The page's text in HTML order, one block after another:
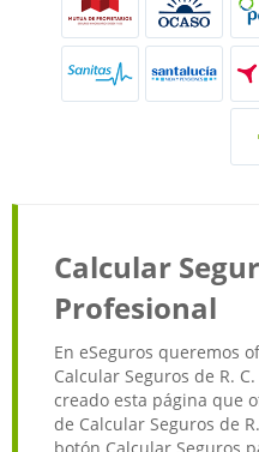
Calcular
Profesional
En eSeguros queremos
Calcular Seguros de R.
creado esta página que
de Calcular Seguros de